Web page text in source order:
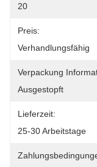
20
Preis:
Verhandlungsfähig
Verpackung
Ausgestopft
Lieferzeit:
25-30 Arbeitstage